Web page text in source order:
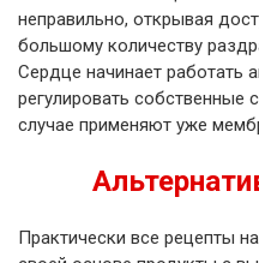
неправильно, открывая
большому количеству
Сердце начинает работать
регулировать собственные
случае применяют уже
Практически все рецепты